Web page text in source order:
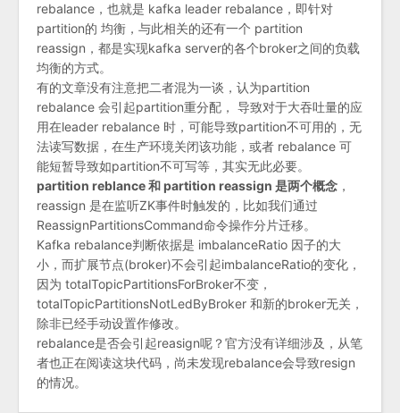
rebalance，也就是 kafka leader rebalance，即针对
partition的 均衡，与此相关的还有一个 partition
reassign，都是实现kafka server的各个broker之间的负载
均衡的方式。
有的文章没有注意把二者混为一谈，认为partition
rebalance 会引起partition重分配， 导致对于大吞吐量的应
用在leader rebalance 时，可能导致partition不可用的，无
法读写数据，在生产环境关闭该功能，或者 rebalance 可
能短暂导致如partition不可写等，其实无此必要。
partition reblance 和 partition reassign 是两个概念 ，
reassign 是在监听ZK事件时触发的，比如我们通过
ReassignPartitionsCommand命令操作分片迁移。
Kafka rebalance判断依据是 imbalanceRatio 因子的大
小，而扩展节点(broker)不会引起imbalanceRatio的变化，
因为 totalTopicPartitionsForBroker不变，
totalTopicPartitionsNotLedByBroker 和新的broker无关，
除非已经手动设置作修改。
rebalance是否会引起reasign呢？官方没有详细涉及，从笔
者也正在阅读这块代码，尚未发现rebalance会导致resign
的情况。